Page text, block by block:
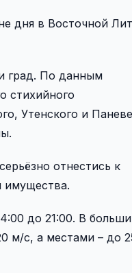
дня в Восточной
град. По данным
стихийного
Утенского и
отнестись к
имущества.
до 21:00. В
м/с, а местами – до